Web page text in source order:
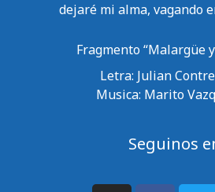
dejaré mi alma, vagando
Fragmento “Malargüe
Letra: Julian
Musica: Marito
Seguinos